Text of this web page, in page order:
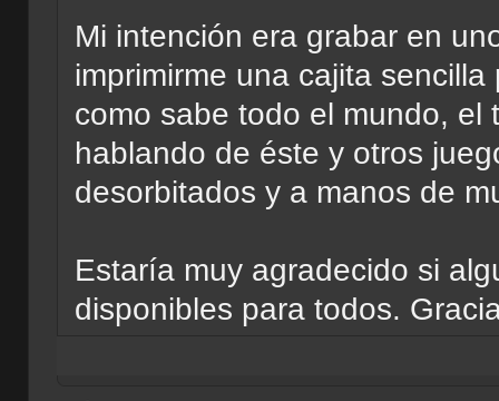
Mi intención era grabar en
imprimirme una cajita
como sabe todo el mundo, el
hablando de éste y otros
desorbitados y a manos de
Estaría muy agradecido si
disponibles para todos.